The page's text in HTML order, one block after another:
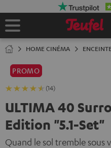
Page
HOME CINÉMA
PROMO
(14)
ULTIMA 40
Edition "5.1-Set"
Quand le sol tremble sous